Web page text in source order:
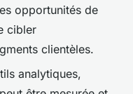
opportunités de
cibler
clientèles.
analytiques,